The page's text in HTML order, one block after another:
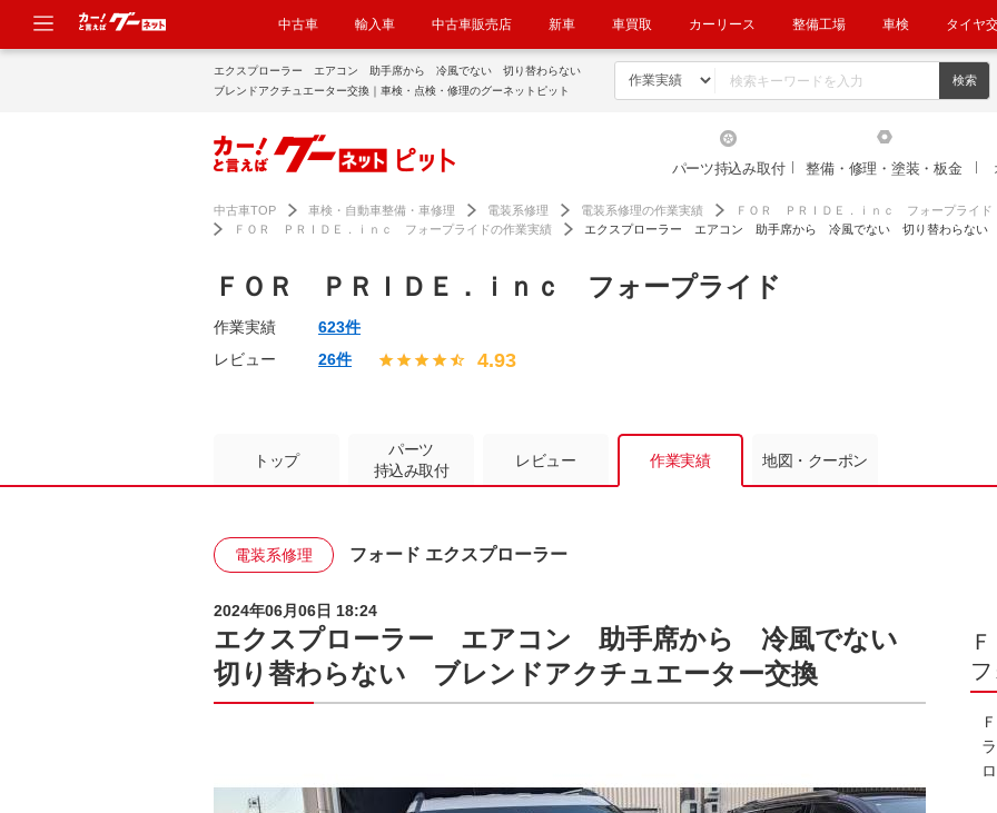
中古車 輸入車 中古車販売店 新車 車買取 カーリース 整備工場 車検 タイヤ
エクスプローラー エアコン 助手席から 冷風でない 切り替わらない
ブレンドアクチュエーター交換｜車検・点検・修理のグーネットピット
パーツ持込み取付 整備・修理・塗装・板金
中古車TOP 車検・自動車整備・車修理 電装系修理 電装系修理の作業実績
ＦＯＲ ＰＲＩＤＥ．ｉｎｃ フォープライド
ＦＯＲ ＰＲＩＤＥ．ｉｎｃ フォープライドの作業実績
エクスプローラー エアコン 助手席から 冷風でない 切り替わらない
ＦＯＲ ＰＲＩＤＥ．ｉｎｃ フォープライド
作業実績
623件
レビュー
26件 4.93
トップ
パーツ
持込み取付
レビュー 作業実績 地図・クーポン
電装系修理 フォード エクスプローラー
2024年06月06日 18:24
エクスプローラー エアコン 助手席から 冷風でない
切り替わらない ブレンドアクチュエーター交換